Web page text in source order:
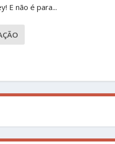
E não é para...